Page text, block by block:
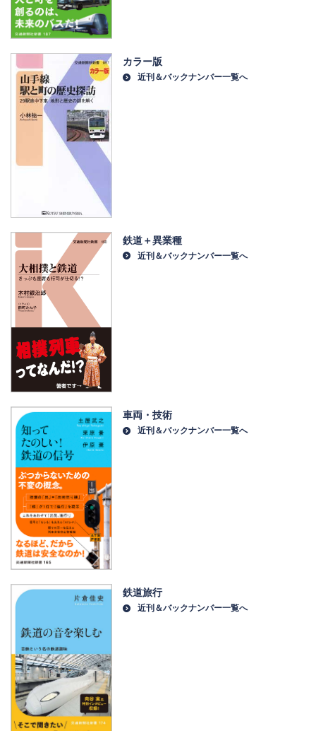
カラー版
近刊＆バックナンバー一覧へ
鉄道＋異業種
近刊＆バックナンバー一覧へ
車両・技術
近刊＆バックナンバー一覧へ
鉄道旅行
近刊＆バックナンバー一覧へ